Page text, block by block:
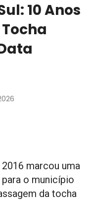
10 Anos
marcou uma
o município
da tocha